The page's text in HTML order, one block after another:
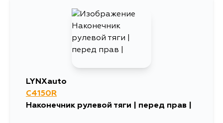
LYNXauto
C4150R
Наконечник рулевой тяги | перед прав |